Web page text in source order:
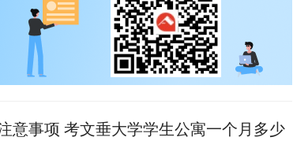
意事项 考文垂大学学生公寓一个月多少